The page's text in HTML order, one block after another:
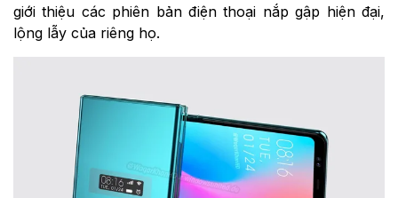
giới thiệu các phiên bản điện thoại nắp gập hiện đại,
lộng lẫy của riêng họ.